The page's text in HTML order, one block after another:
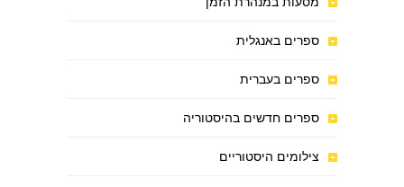
ספרים באנגלית
ספרים בעברית
ספרים חדשים בהיסטוריה
צילומים היסטוריים